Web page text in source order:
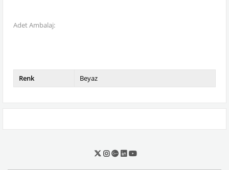
Adet Ambalaj:
Renk Beyaz